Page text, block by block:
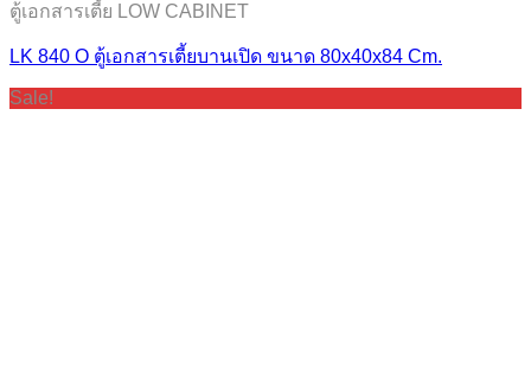
ตู้เอกสารเตี้ย LOW CABINET
LK 840 O ตู้เอกสารเตี้ยบานเปิด ขนาด 80x40x84 Cm.
Sale!